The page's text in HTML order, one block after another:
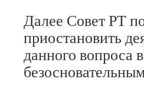
Далее Совет РТ
приостановить
данного вопроса